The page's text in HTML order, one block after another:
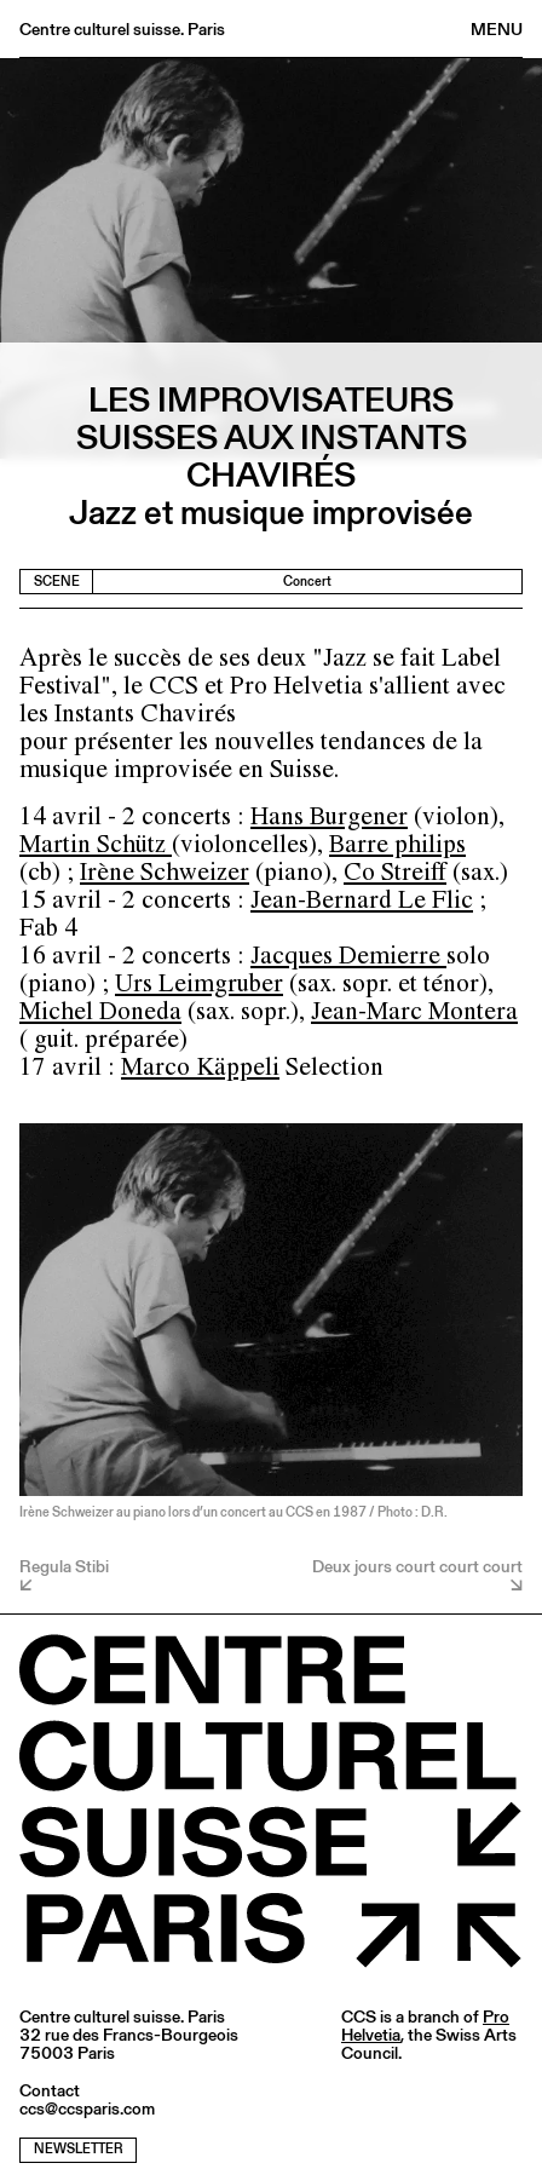
MENU
Centre culturel suisse. Paris
Archives
Publications
FR/EN
LES IMPROVISATEURS
SUISSES AUX INSTANTS
CHAVIRÉS
Jazz et musique improvisée
SCENE Concert
Après le succès de ses deux "Jazz se fait Label
Festival", le CCS et Pro Helvetia s'allient avec
les Instants Chavirés
pour présenter les nouvelles tendances de la
musique improvisée en Suisse.
14 avril - 2 concerts : Hans Burgener (violon),
Martin Schütz (violoncelles), Barre philips
(cb) ; Irène Schweizer (piano), Co Streiff (sax.)
15 avril - 2 concerts : Jean-Bernard Le Flic ;
Fab 4
16 avril - 2 concerts : Jacques Demierre solo
(piano) ; Urs Leimgruber (sax. sopr. et ténor),
Michel Doneda (sax. sopr.), Jean-Marc Montera
( guit. préparée)
17 avril : Marco Käppeli Selection
Irène Schweizer au piano lors d’un concert au CCS en 1987 / Photo : D.R.
Regula Stibi Deux jours court court court
Centre culturel suisse. Paris
32 rue des Francs-Bourgeois
75003 Paris
Contact
ccs@ccsparis.com
NEWSLETTER
CCS is a branch of Pro
Helvetia, the Swiss Arts
Council.